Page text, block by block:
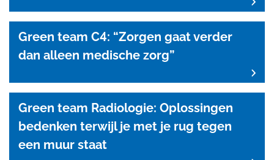
Green team C4: “Zorgen gaat verder
dan alleen medische zorg”
Green team Radiologie: Oplossingen
bedenken terwijl je met je rug tegen
een muur staat